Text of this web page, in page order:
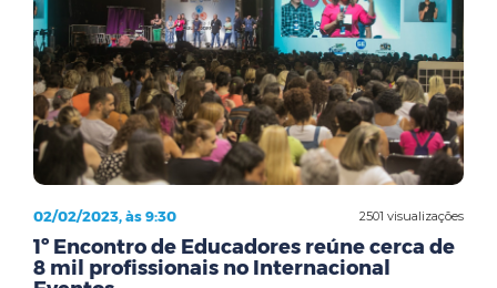
2501 visualizações
02/02/2023, às 9:30
1º Encontro de Educadores reúne cerca de
8 mil profissionais no Internacional